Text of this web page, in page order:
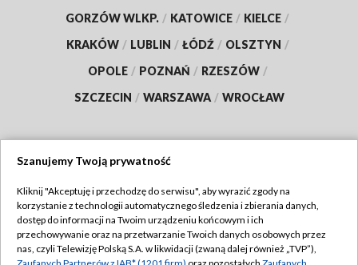
GORZÓW WLKP. / KATOWICE / KIELCE /
KRAKÓW / LUBLIN / ŁÓDŹ / OLSZTYN /
OPOLE / POZNAŃ / RZESZÓW /
SZCZECIN / WARSZAWA / WROCŁAW
TVP
Abonament TVP
Emisja w TVP
Regulamin TVP
Szanujemy Twoją prywatność
Kliknij "Akceptuję i przechodzę do serwisu", aby wyrazić zgody na
korzystanie z technologii automatycznego śledzenia i zbierania danych,
dostęp do informacji na Twoim urządzeniu końcowym i ich
przechowywanie oraz na przetwarzanie Twoich danych osobowych przez
nas, czyli Telewizję Polską S.A. w likwidacji (zwaną dalej również „TVP”),